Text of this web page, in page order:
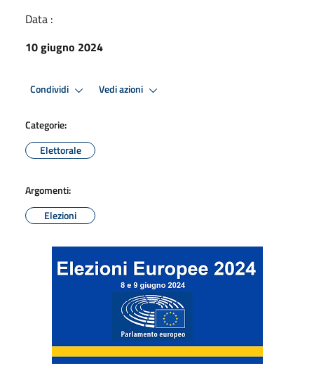
Data :
10 giugno 2024
Condividi Vedi azioni
Categorie:
Elettorale
Argomenti:
Elezioni